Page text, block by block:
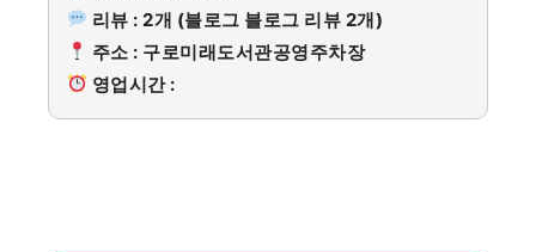
리뷰 : 2개 (블로그 블로그 리뷰 2개)
주소 : 구로미래도서관공영주차장
영업시간 :